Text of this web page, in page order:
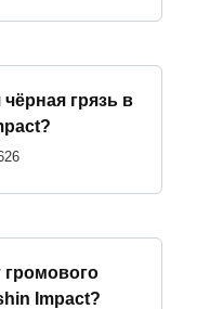
грязь в
громового
Impact?